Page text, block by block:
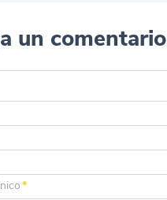
un comentario
*